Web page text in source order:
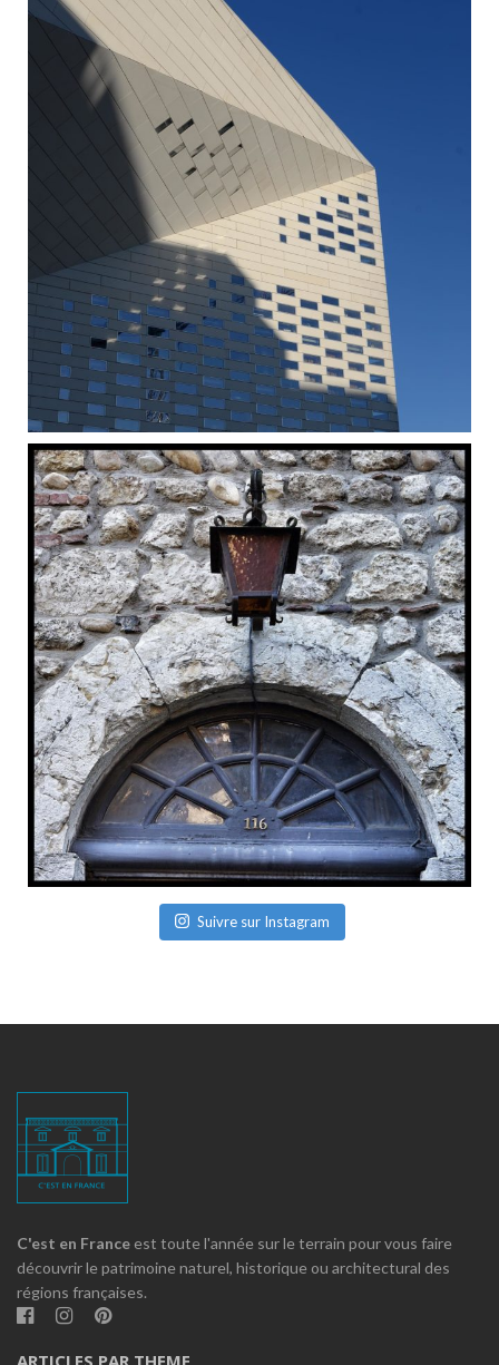
Suivre sur Instagram
C'est en France est toute l'année sur le terrain pour vous faire
découvrir le patrimoine naturel, historique ou architectural des
régions françaises.
ARTICLES PAR THEME